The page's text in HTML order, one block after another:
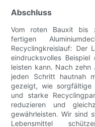
Abschluss
Vom roten Bauxit bis
fertigen
Recyclingkreislauf: Der
eindrucksvolles
leisten kann. Nach zehn
jeden Schritt hautnah
gezeigt, wie sorgfältige
und starke
reduzieren und
gewährleisten. Wir sind
Lebensmittel